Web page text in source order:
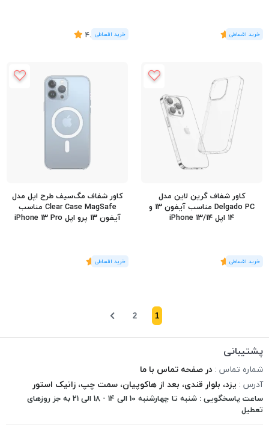
(1رای)
5
(6 رای)
4.83
کاور شفاف گرین لاین مدل
Delgado PC مناسب آیفون 13 و
14 اپل iPhone 13/14
(1رای)
5
کاور شفاف مگ‌سیف طرح اپل مدل
Clear Case MagSafe مناسب
آیفون 13 پرو اپل iPhone 13 Pro
(1رای)
5
1
2
پشتیبانی
شماره تماس : در صفحه تماس با ما
آدرس : یزد، بلوار قندی، بعد از هاکوپیان، سمت چپ، زانیک استور
ساعت پاسخگویی : شنبه تا چهارشنبه 10 الی 14 - 18 الی 21 به جز روزهای
تعطیل